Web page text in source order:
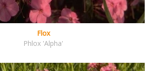
Flox
Phlox 'Alpha'